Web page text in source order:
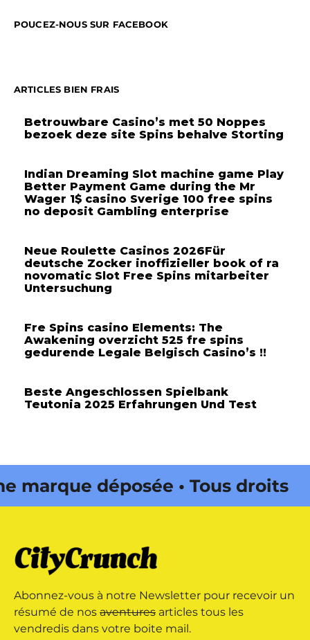
POUCEZ-NOUS SUR FACEBOOK
ARTICLES BIEN FRAIS
Betrouwbare Casino’s met 50 Noppes
bezoek deze site Spins behalve Storting
Indian Dreaming Slot machine game Play
Better Payment Game during the Mr
Wager 1$ casino Sverige 100 free spins
no deposit Gambling enterprise
Neue Roulette Casinos 2026Für
deutsche Zocker inoffizieller book of ra
novomatic Slot Free Spins mitarbeiter
Untersuchung
Fre Spins casino Elements: The
Awakening overzicht 525 fre spins
gedurende Legale Belgisch Casino’s !!
Beste Angeschlossen Spielbank
Teutonia 2025 Erfahrungen Und Test
déposée • Tous droits
déposée • Tous droits
par Buena Onda Web •
Abonnez-vous à notre Newsletter pour recevoir un
résumé de nos aventures articles tous les
vendredis dans votre boite mail.